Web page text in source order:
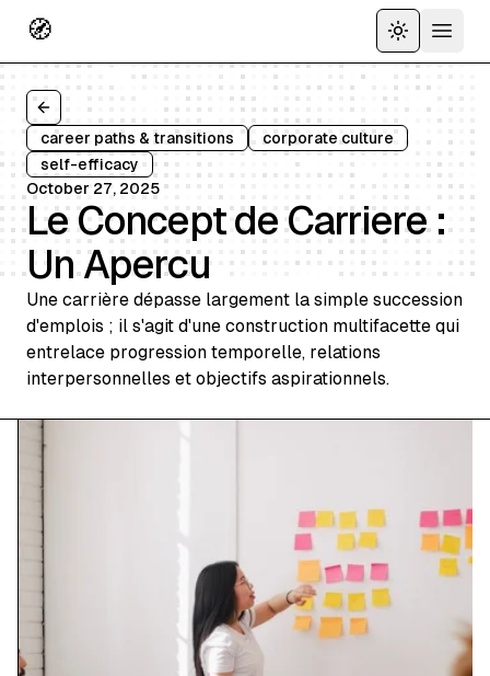
🧭 ToggleOpen
Back to all articles
career paths & transitions
corporate culture
self-efficacy
October 27, 2025
Le Concept de Carriere :
Un Apercu
Une carrière dépasse largement la simple succession
d'emplois ; il s'agit d'une construction multifacette qui
entrelace progression temporelle, relations
interpersonnelles et objectifs aspirationnels.